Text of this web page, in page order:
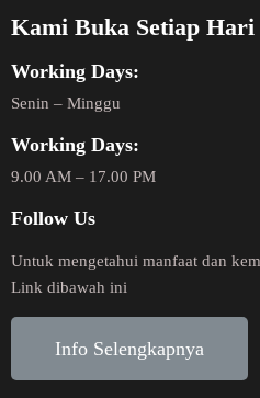
Kami Buka Setiap Hari
Working Days:
Senin – Minggu
Working Days:
9.00 AM – 17.00 PM
Follow Us
Untuk mengetahui manfaat dan
Link dibawah ini
Info Selengkapnya